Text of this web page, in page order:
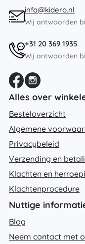
info@kidero.nl
Wij antwoorden
+31 20 369 1935
Wij antwoorden
Alles over
Besteloverzicht
Algemene
Privacybeleid
Verzending en
Klachten en
Klachtenprocedure
Nuttige
Blog
Neem contact met